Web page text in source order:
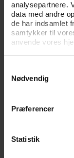
analysepartnere.
data med andre
de har indsamlet
samtykker til
anvende vores
Nødvendig
Præferencer
Statistik
Christian
ctp@agf-as.dk
Søren
41141152